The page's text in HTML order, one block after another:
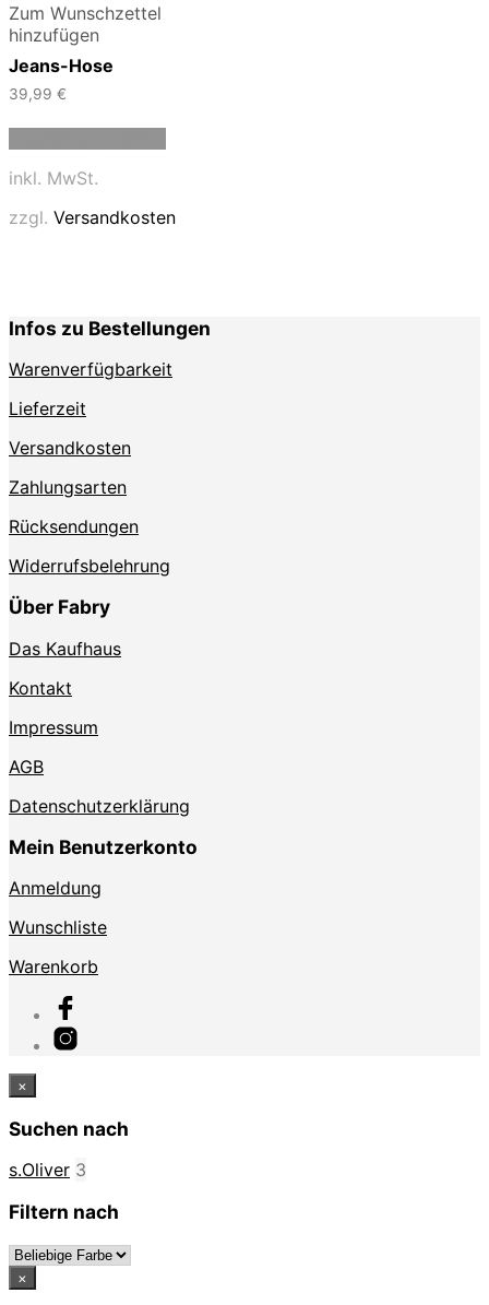
Zum Wunschzettel
hinzufügen
Jeans-Hose
39,99 €
auf.
der
Produktseite
gewählt
inkl. MwSt.
zzgl. Versandkosten
Infos zu Bestellungen
Warenverfügbarkeit
Lieferzeit
Versandkosten
Zahlungsarten
Rücksendungen
Widerrufsbelehrung
Über Fabry
Das Kaufhaus
Kontakt
Impressum
AGB
Datenschutzerklärung
Mein Benutzerkonto
Anmeldung
Wunschliste
Warenkorb
×
Suchen nach
s.Oliver 3
Filtern nach
×